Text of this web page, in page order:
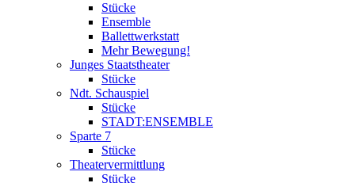
Stücke
Ensemble
Ballettwerkstatt
Mehr Bewegung!
Junges Staatstheater
Stücke
Ndt. Schauspiel
Stücke
STADT:ENSEMBLE
Sparte 7
Stücke
Theatervermittlung
Stücke